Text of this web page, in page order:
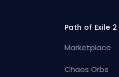
Path of Exile 2
Marketplace
Chaos Orbs